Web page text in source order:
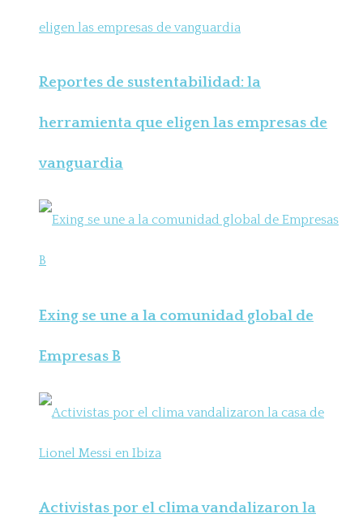
Reportes de sustentabilidad: la
herramienta que eligen las empresas de
vanguardia
Exing se une a la comunidad global de
Empresas B
Activistas por el clima vandalizaron la